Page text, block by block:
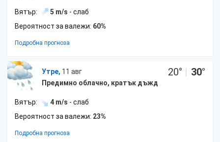
Вятър: 5 m/s - слаб
Вероятност за валежи: 60%
Подробна прогноза
Утре, 11 авг
Предимно облачно, кратък дъжд
20° | 30°
Вятър: 4 m/s - слаб
Вероятност за валежи: 23%
Подробна прогноза